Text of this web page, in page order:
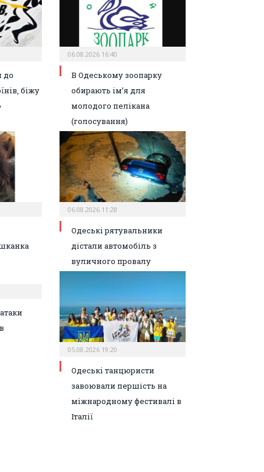
до
біжу
06.08.2026 16:40
В Одеському зоопарку
обирають ім’я для
молодого пелікана
(голосування)
06.08.2026 11:28
Одеські рятувальники
дістали автомобіль з
вуличного провалу
05.08.2026 19:20
Одеські танцюристи
завоювали першість на
міжнародному фестивалі в
Італії